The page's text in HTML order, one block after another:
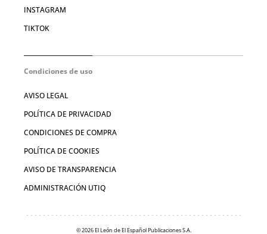
INSTAGRAM
TIKTOK
Condiciones de uso
AVISO LEGAL
POLÍTICA DE PRIVACIDAD
CONDICIONES DE COMPRA
POLÍTICA DE COOKIES
AVISO DE TRANSPARENCIA
ADMINISTRACIÓN UTIQ
© 2026 El León de El Español Publicaciones S.A.